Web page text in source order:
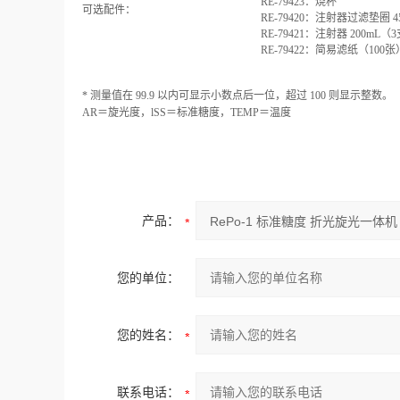
可选配件：
RE-79420：注射器过滤垫圈
RE-79421：注射器 200mL（3
RE-79422：简易滤纸（100张）
* 测量值在 99.9 以内可显示小数点后一位，超过 100 则显示整数。
AR＝旋光度，lSS＝标准糖度，TEMP＝温度
产品：
您的单位：
您的姓名：
联系电话：